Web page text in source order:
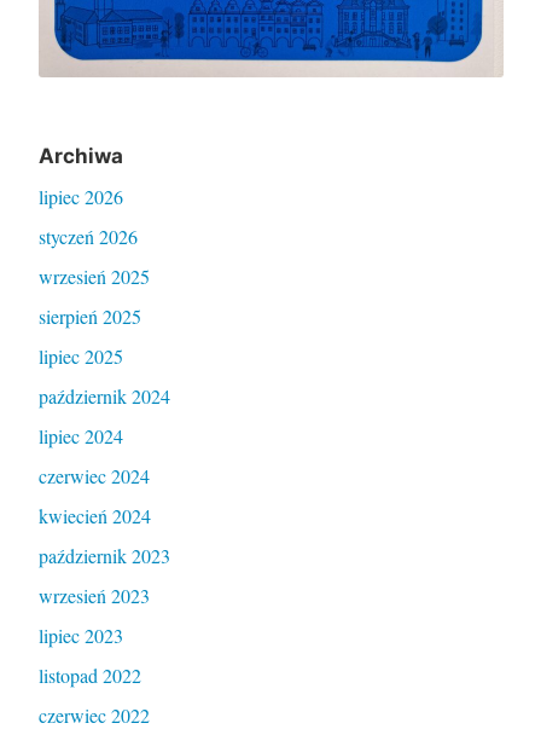
Archiwa
lipiec 2026
styczeń 2026
wrzesień 2025
sierpień 2025
lipiec 2025
październik 2024
lipiec 2024
czerwiec 2024
kwiecień 2024
październik 2023
wrzesień 2023
lipiec 2023
listopad 2022
czerwiec 2022